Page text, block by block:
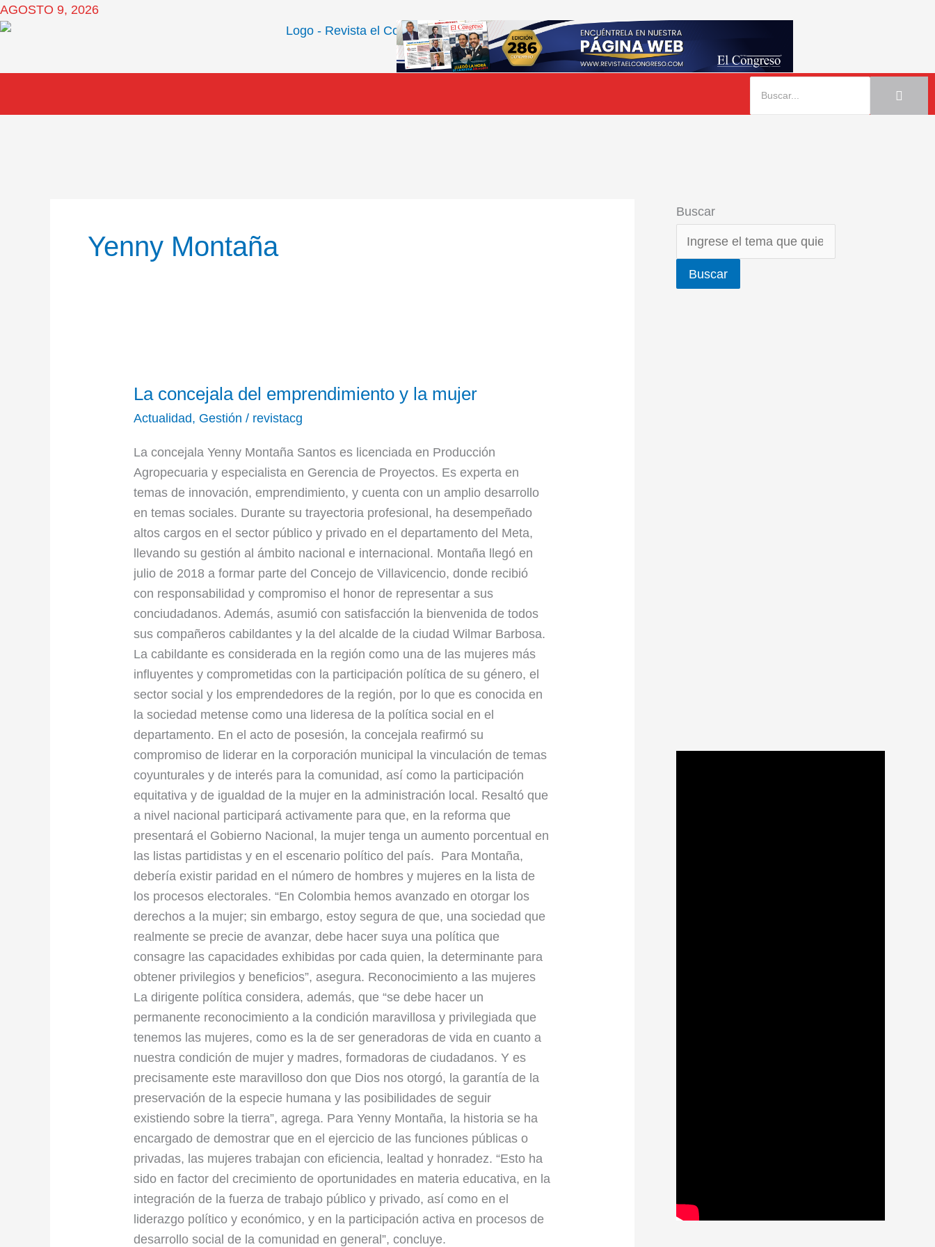
Ir
al
AGOSTO 9, 2026
Yenny Montaña
La concejala del emprendimiento y la mujer
Actualidad, Gestión / revistacg
La concejala Yenny Montaña Santos es licenciada en Producción
Agropecuaria y especialista en Gerencia de Proyectos. Es experta en
temas de innovación, emprendimiento, y cuenta con un amplio desarrollo
en temas sociales. Durante su trayectoria profesional, ha desempeñado
altos cargos en el sector público y privado en el departamento del Meta,
llevando su gestión al ámbito nacional e internacional. Montaña llegó en
julio de 2018 a formar parte del Concejo de Villavicencio, donde recibió
con responsabilidad y compromiso el honor de representar a sus
conciudadanos. Además, asumió con satisfacción la bienvenida de todos
sus compañeros cabildantes y la del alcalde de la ciudad Wilmar Barbosa.
La cabildante es considerada en la región como una de las mujeres más
influyentes y comprometidas con la participación política de su género, el
sector social y los emprendedores de la región, por lo que es conocida en
la sociedad metense como una lideresa de la política social en el
departamento. En el acto de posesión, la concejala reafirmó su
compromiso de liderar en la corporación municipal la vinculación de temas
coyunturales y de interés para la comunidad, así como la participación
equitativa y de igualdad de la mujer en la administración local. Resaltó que
a nivel nacional participará activamente para que, en la reforma que
presentará el Gobierno Nacional, la mujer tenga un aumento porcentual en
las listas partidistas y en el escenario político del país. Para Montaña,
debería existir paridad en el número de hombres y mujeres en la lista de
los procesos electorales. “En Colombia hemos avanzado en otorgar los
derechos a la mujer; sin embargo, estoy segura de que, una sociedad que
realmente se precie de avanzar, debe hacer suya una política que
consagre las capacidades exhibidas por cada quien, la determinante para
obtener privilegios y beneficios”, asegura. Reconocimiento a las mujeres
La dirigente política considera, además, que “se debe hacer un
permanente reconocimiento a la condición maravillosa y privilegiada que
tenemos las mujeres, como es la de ser generadoras de vida en cuanto a
nuestra condición de mujer y madres, formadoras de ciudadanos. Y es
precisamente este maravilloso don que Dios nos otorgó, la garantía de la
preservación de la especie humana y las posibilidades de seguir
existiendo sobre la tierra”, agrega. Para Yenny Montaña, la historia se ha
encargado de demostrar que en el ejercicio de las funciones públicas o
privadas, las mujeres trabajan con eficiencia, lealtad y honradez. “Esto ha
sido en factor del crecimiento de oportunidades en materia educativa, en la
integración de la fuerza de trabajo público y privado, así como en el
liderazgo político y económico, y en la participación activa en procesos de
desarrollo social de la comunidad en general”, concluye.
concejala
del
y
la
mujer
Buscar
Buscar